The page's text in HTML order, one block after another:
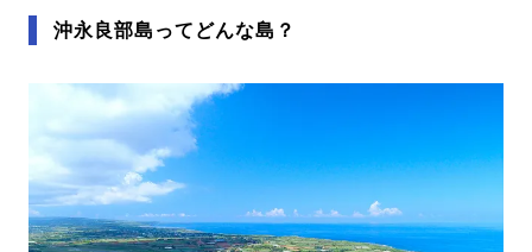
沖永良部島ってどんな島？